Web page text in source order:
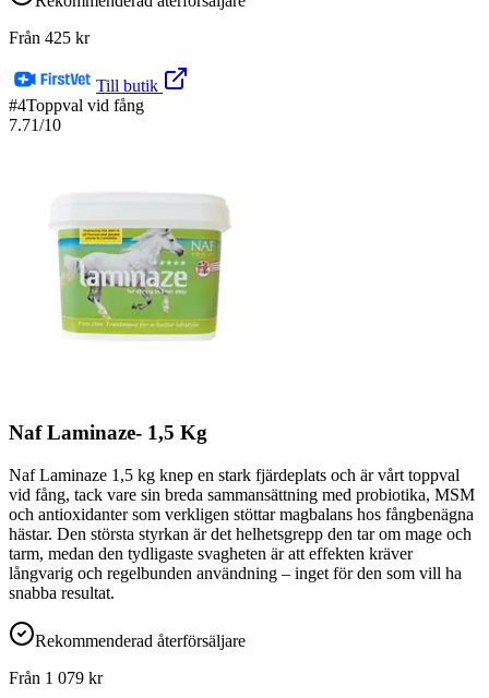
Från 425 kr
Till butik
#4Toppval vid fång
7.71/10
Naf Laminaze- 1,5 Kg
Naf Laminaze 1,5 kg knep en stark fjärdeplats och är vårt toppval
vid fång, tack vare sin breda sammansättning med probiotika, MSM
och antioxidanter som verkligen stöttar magbalans hos fångbenägna
hästar. Den största styrkan är det helhetsgrepp den tar om mage och
tarm, medan den tydligaste svagheten är att effekten kräver
långvarig och regelbunden användning – inget för den som vill ha
snabba resultat.
Rekommenderad återförsäljare
Från 1 079 kr